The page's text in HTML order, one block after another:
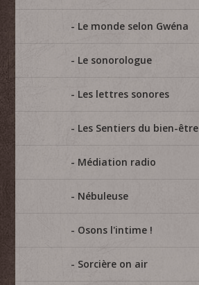
Le monde selon Gwéna
Le sonorologue
Les lettres sonores
Les Sentiers du bien-être
Médiation radio
Nébuleuse
Osons l'intime !
Sorcière on air